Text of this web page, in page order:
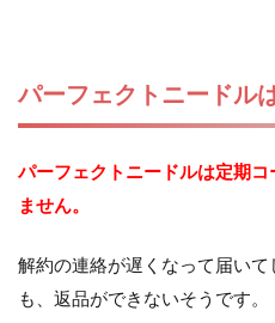
パーフェクトニードル
パーフェクトニードルは定期
ません。
解約の連絡が遅くなって届い
も、返品ができないそうです。